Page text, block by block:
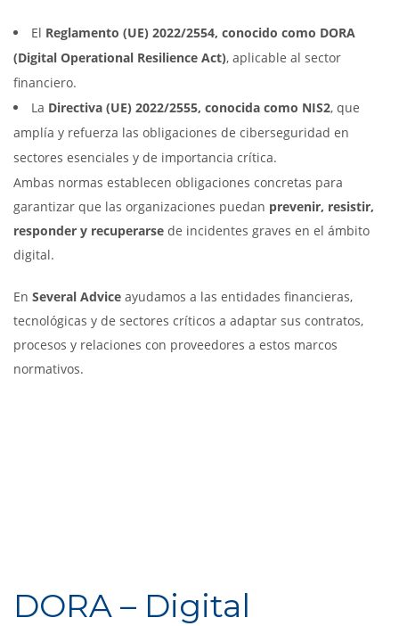
El Reglamento (UE) 2022/2554, conocido como DORA
(Digital Operational Resilience Act), aplicable al sector
financiero.
La Directiva (UE) 2022/2555, conocida como NIS2, que
amplía y refuerza las obligaciones de ciberseguridad en
sectores esenciales y de importancia crítica.
Ambas normas establecen obligaciones concretas para
garantizar que las organizaciones puedan prevenir, resistir,
responder y recuperarse de incidentes graves en el ámbito
digital.
En Several Advice ayudamos a las entidades financieras,
tecnológicas y de sectores críticos a adaptar sus contratos,
procesos y relaciones con proveedores a estos marcos
normativos.
DORA – Digital